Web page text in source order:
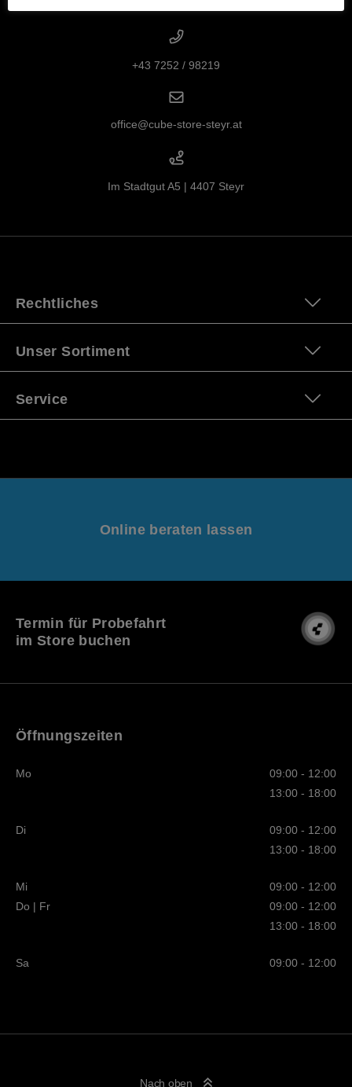
+43 7252 / 98219
office@cube-store-steyr.at
Im Stadtgut A5 | 4407 Steyr
Rechtliches
Unser Sortiment
Service
Online beraten lassen
Termin für Probefahrt
im Store buchen
Öffnungszeiten
Mo
09:00 - 12:00
13:00 - 18:00
Di
09:00 - 12:00
13:00 - 18:00
Mi
09:00 - 12:00
Do | Fr
09:00 - 12:00
13:00 - 18:00
Sa 09:00 - 12:00
Nach oben